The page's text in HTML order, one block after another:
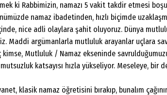
Rabbimizin, namazı 5 vakit takdir etmesi
namaz ibadetinden, hızlı biçimde
nice adli olaylara şahit oluyoruz. Dünya
Maddi argümanlarla mutluluk arayanlar uçlara
Mutluluk / Namaz ekseninde
katsayısı hızla yükseliyor. Meseleye, bir
namaz öğretisini bırakıp, bunalım